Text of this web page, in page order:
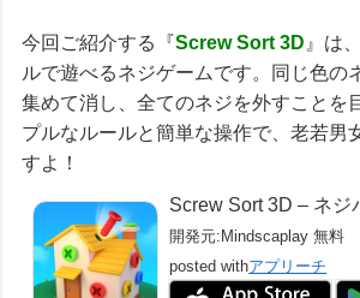
今回ご紹介する『Screw Sort 3D 』は
ルで遊べるネジゲームです。同じ色の
集めて消し、全てのネジを外すことを
プルなルールと簡単な操作で、老若男
すよ！
Screw Sort 3D – ネジ
開発元: Mindscaplay 無料
posted withアプリーチ